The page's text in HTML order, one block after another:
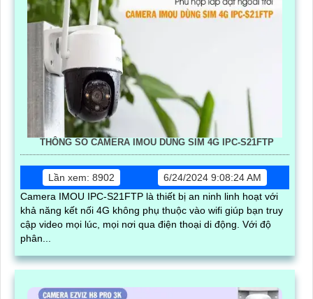
THÔNG SỐ CAMERA IMOU DÙNG SIM 4G IPC-S21FTP
Lần xem: 8902
6/24/2024 9:08:24 AM
Camera IMOU IPC-S21FTP là thiết bị an ninh linh hoạt với
khả năng kết nối 4G không phụ thuộc vào wifi giúp bạn truy
cập video mọi lúc, mọi nơi qua điện thoại di động. Với độ
phân...